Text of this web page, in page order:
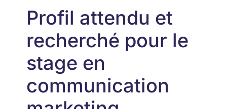
Profil attendu et
recherché pour le
stage en
communication